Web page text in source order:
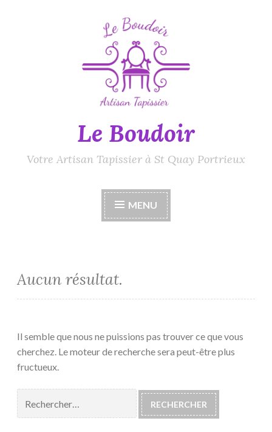
Le Boudoir
Votre Artisan Tapissier à St Quay Portrieux
MENU
Aucun résultat.
Il semble que nous ne puissions pas trouver ce que vous
cherchez. Le moteur de recherche sera peut-être plus
fructueux.